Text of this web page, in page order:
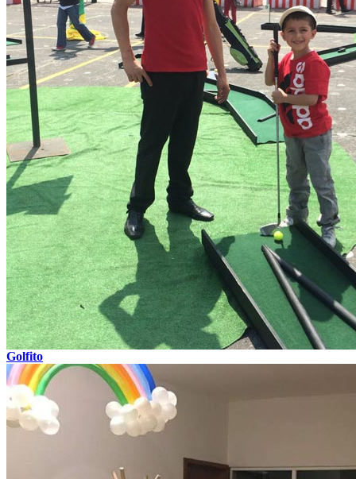
Golfito